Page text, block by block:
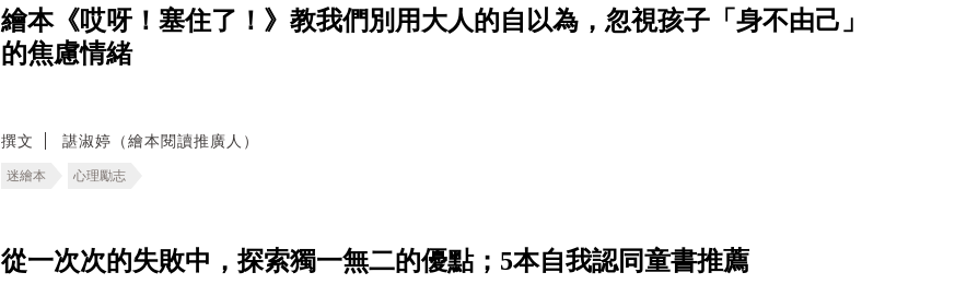
繪本《哎呀！塞住了！》教我們別用大人的自以為，忽視孩子「身不由己」
的焦慮情緒
撰文 諶淑婷（繪本閱讀推廣人）
迷繪本 心理勵志
從一次次的失敗中，探索獨一無二的優點；5本自我認同童書推薦